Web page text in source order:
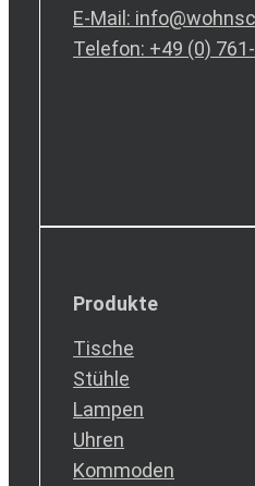
E-Mail:
Telefon: +49 (0)
Produkte
Tische
Stühle
Lampen
Uhren
Kommoden